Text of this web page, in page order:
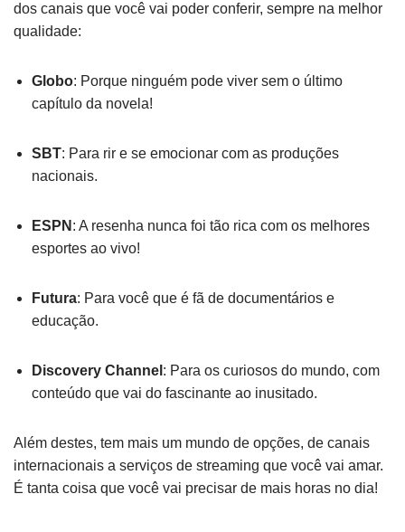
dos canais que você vai poder conferir, sempre na melhor
qualidade:
Globo: Porque ninguém pode viver sem o último
capítulo da novela!
SBT: Para rir e se emocionar com as produções
nacionais.
ESPN : A resenha nunca foi tão rica com os melhores
esportes ao vivo!
Futura: Para você que é fã de documentários e
educação.
Discovery Channel : Para os curiosos do mundo, com
conteúdo que vai do fascinante ao inusitado.
Além destes, tem mais um mundo de opções, de canais
internacionais a serviços de streaming que você vai amar.
É tanta coisa que você vai precisar de mais horas no dia!